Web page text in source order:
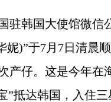
韩国大使馆微信公
妮)”于7月7日清晨
产仔。这是今年在
”抵达韩国，入住